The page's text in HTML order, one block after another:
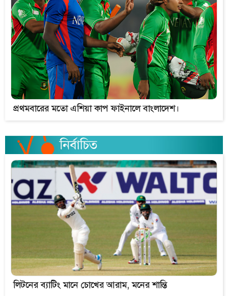
প্রথমবারের মতো এশিয়া কাপ ফাইনালে বাংলাদেশ।
লিটনের ব্যাটিং মানে চোখের আরাম, মনের শান্তি